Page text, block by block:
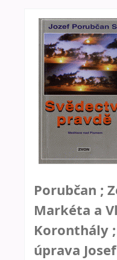
Porubčan ;
Markéta a
Koronthály
úprava